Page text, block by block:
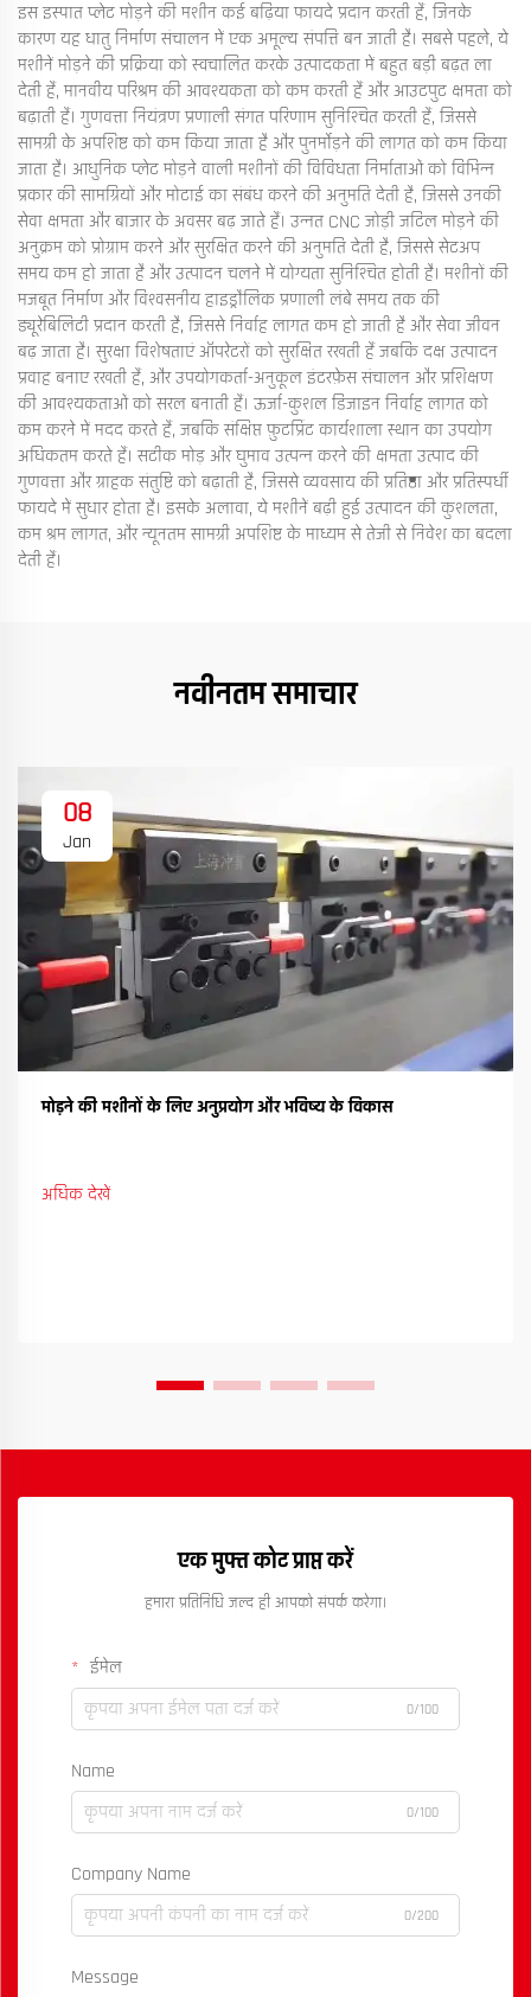
इस इस्पात प्लेट मोड़ने की मशीन कई बढ़िया फायदे प्रदान करती हैं, जिनके
कारण यह धातु निर्माण संचालन में एक अमूल्य संपत्ति बन जाती है। सबसे पहले, ये
मशीनें मोड़ने की प्रक्रिया को स्वचालित करके उत्पादकता में बहुत बड़ी बढ़त ला
देती हैं, मानवीय परिश्रम की आवश्यकता को कम करती हैं और आउटपुट क्षमता को
बढ़ाती हैं। गुणवत्ता नियंत्रण प्रणाली संगत परिणाम सुनिश्चित करती हैं, जिससे
सामग्री के अपशिष्ट को कम किया जाता है और पुनर्मोड़ने की लागत को कम किया
जाता है। आधुनिक प्लेट मोड़ने वाली मशीनों की विविधता निर्माताओं को विभिन्न
प्रकार की सामग्रियों और मोटाई का संबंध करने की अनुमति देती है, जिससे उनकी
सेवा क्षमता और बाजार के अवसर बढ़ जाते हैं। उन्नत CNC जोड़ी जटिल मोड़ने की
अनुक्रम को प्रोग्राम करने और सुरक्षित करने की अनुमति देती है, जिससे सेटअप
समय कम हो जाता है और उत्पादन चलने में योग्यता सुनिश्चित होती है। मशीनों की
मजबूत निर्माण और विश्वसनीय हाइड्रौलिक प्रणाली लंबे समय तक की
ड्यूरेबिलिटी प्रदान करती है, जिससे निर्वाह लागत कम हो जाती है और सेवा जीवन
बढ़ जाता है। सुरक्षा विशेषताएं ऑपरेटरों को सुरक्षित रखती हैं जबकि दक्ष उत्पादन
प्रवाह बनाए रखती हैं, और उपयोगकर्ता-अनुकूल इंटरफ़ेस संचालन और प्रशिक्षण
की आवश्यकताओं को सरल बनाती हैं। ऊर्जा-कुशल डिजाइन निर्वाह लागत को
कम करने में मदद करते हैं, जबकि संक्षिप्त फ़ुटप्रिंट कार्यशाला स्थान का उपयोग
अधिकतम करते हैं। सटीक मोड़ और घुमाव उत्पन्न करने की क्षमता उत्पाद की
गुणवत्ता और ग्राहक संतुष्टि को बढ़ाती है, जिससे व्यवसाय की प्रतिष्ठा और प्रतिस्पर्धी
फायदे में सुधार होता है। इसके अलावा, ये मशीनें बढ़ी हुई उत्पादन की कुशलता,
कम श्रम लागत, और न्यूनतम सामग्री अपशिष्ट के माध्यम से तेजी से निवेश का बदला
देती हैं।
नवीनतम समाचार
08
Jan
मोड़ने की मशीनों के लिए अनुप्रयोग और भविष्य के विकास
अधिक देखें
एक मुफ्त कोट प्राप्त करें
हमारा प्रतिनिधि जल्द ही आपको संपर्क करेगा।
ईमेल
0/100
Name
0/100
Company Name
0/200
Message